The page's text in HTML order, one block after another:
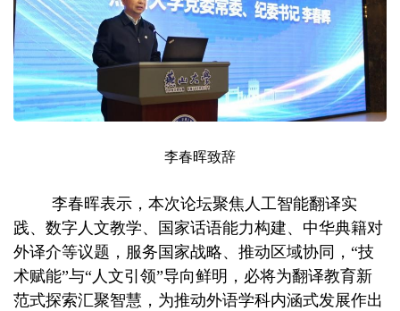
李春晖致辞
李春晖表示，本次论坛聚焦人工智能翻译实
践、数字人文教学、国家话语能力构建、中华典籍对
外译介等议题，服务国家战略、推动区域协同，“技
术赋能”与“人文引领”导向鲜明，必将为翻译教育新
范式探索汇聚智慧，为推动外语学科内涵式发展作出